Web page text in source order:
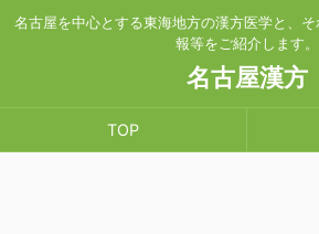
名古屋を中心とする東海地方の漢方医学と、
報等をご紹介します。
名古屋漢方
TOP